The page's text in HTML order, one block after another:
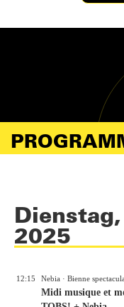
2025
12:15 Nebia · Bienne
Midi musique et